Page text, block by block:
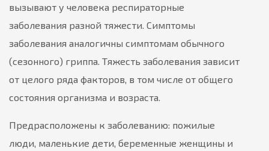
вызывают у человека респираторные
заболевания разной тяжести. Симптомы
заболевания аналогичны симптомам обычного
(сезонного) гриппа. Тяжесть заболевания зависит
от целого ряда факторов, в том числе от общего
состояния организма и возраста.
Предрасположены к заболеванию: пожилые
люди, маленькие дети, беременные женщины и